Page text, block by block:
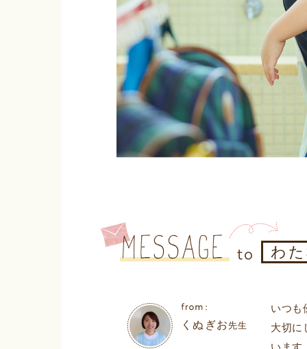
わ
くぬぎお先生
いつも
大切に
います